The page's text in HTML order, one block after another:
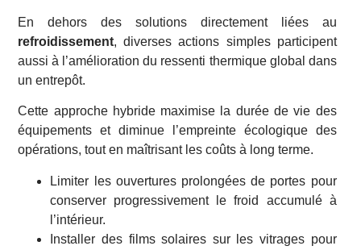
En dehors des solutions directement liées au
refroidissement, diverses actions simples participent
aussi à l’amélioration du ressenti thermique global dans
un entrepôt.
Cette approche hybride maximise la durée de vie des
équipements et diminue l’empreinte écologique des
opérations, tout en maîtrisant les coûts à long terme.
Limiter les ouvertures prolongées de portes pour
conserver progressivement le froid accumulé à
l’intérieur.
Installer des films solaires sur les vitrages pour